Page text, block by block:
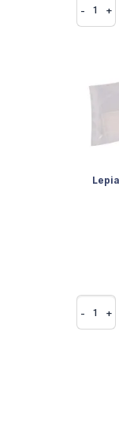
- +
- +